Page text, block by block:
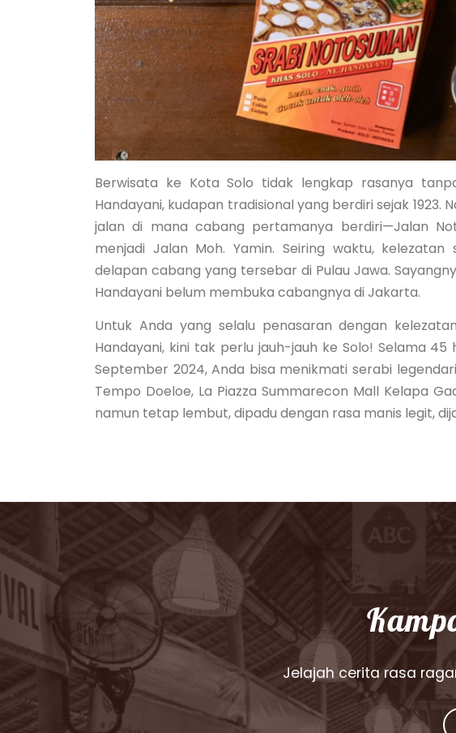
Berwisata ke Kota Solo tidak lengkap rasanya
Handayani, kudapan tradisional yang berdiri sejak 1923.
jalan di mana cabang pertamanya berdiri—Jalan
menjadi Jalan Moh. Yamin. Seiring waktu,
delapan cabang yang tersebar di Pulau Jawa.
Handayani belum membuka cabangnya di Jakarta.
Untuk Anda yang selalu penasaran dengan
Handayani, kini tak perlu jauh-jauh ke Solo! Selama 45
September 2024, Anda bisa menikmati serabi
Tempo Doeloe, La Piazza Summarecon Mall Kelapa
namun tetap lembut, dipadu dengan rasa manis legit,
Jelajah cerita rasa